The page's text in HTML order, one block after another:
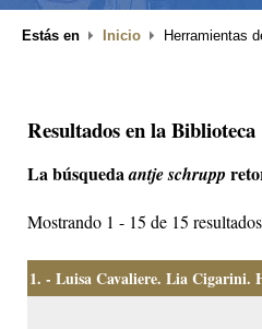
Estás en Inicio Herramientas
Resultados en la Biblioteca
La búsquedaantje schrupp
Mostrando 1 - 15 de 15
1. - Luisa Cavaliere. Lia Cigarini.